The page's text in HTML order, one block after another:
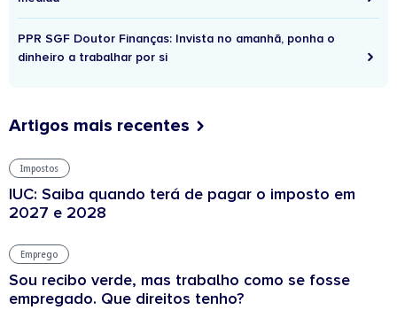
PPR SGF Doutor Finanças: Invista no amanhã, ponha o
dinheiro a trabalhar por si
Artigos mais recentes
Impostos
IUC: Saiba quando terá de pagar o imposto em
2027 e 2028
Emprego
Sou recibo verde, mas trabalho como se fosse
empregado. Que direitos tenho?